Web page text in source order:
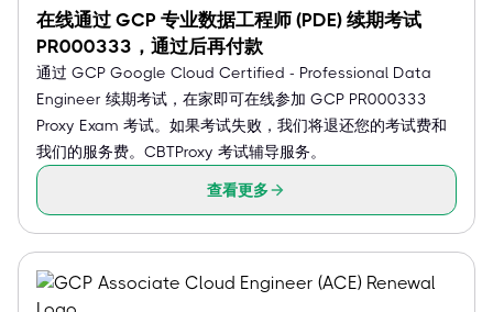
在线通过 GCP 专业数据工程师 (PDE) 续期考试
PR000333，通过后再付款
通过 GCP Google Cloud Certified - Professional Data
Engineer 续期考试，在家即可在线参加 GCP PR000333
Proxy Exam 考试。如果考试失败，我们将退还您的考试费和
我们的服务费。CBTProxy 考试辅导服务。
查看更多